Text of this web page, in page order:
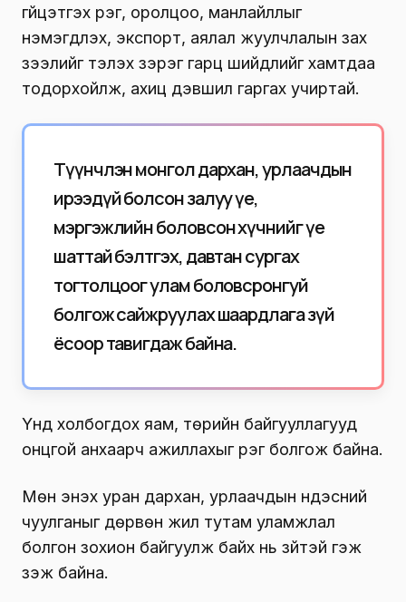
гүйцэтгэх үүрэг, оролцоо, манлайллыг
нэмэгдүүлэх, экспорт, аялал жуулчлалын зах
зээлийг тэлэх зэрэг гарц шийдлийг хамтдаа
тодорхойлж, ахиц дэвшил гаргах учиртай.
Түүнчлэн монгол дархан, урлаачдын
ирээдүй болсон залуу үе,
мэргэжлийн боловсон хүчнийг үе
шаттай бэлтгэх, давтан сургах
тогтолцоог улам боловсронгуй
болгож сайжруулах шаардлага зүй
ёсоор тавигдаж байна.
Үүнд холбогдох яам, төрийн байгууллагууд
онцгой анхаарч ажиллахыг үүрэг болгож байна.
Мөн энэхүү уран дархан, урлаачдын үндэсний
чуулганыг дөрвөн жил тутам уламжлал
болгон зохион байгуулж байх нь зүйтэй гэж
үзэж байна.